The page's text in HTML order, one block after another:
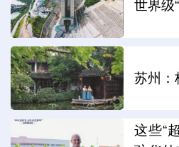
世界级
苏州：
这些“